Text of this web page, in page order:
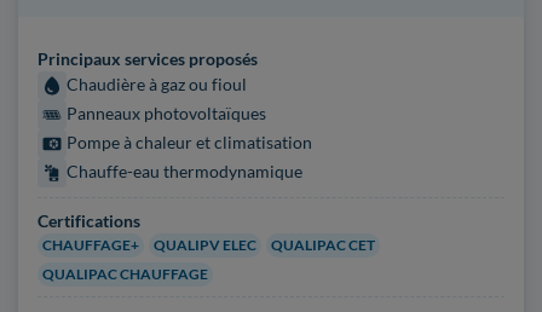
Principaux services proposés
Chaudière à gaz ou fioul
Panneaux photovoltaïques
Pompe à chaleur et climatisation
Chauffe-eau thermodynamique
Certifications
CHAUFFAGE+ QUALIPV ELEC
QUALIPAC CET
QUALIPAC CHAUFFAGE